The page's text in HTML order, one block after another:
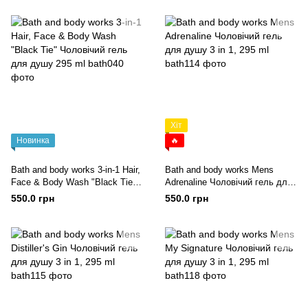
Новинка
Bath and body works 3-in-1 Hair,
Face & Body Wash "Black Tie"
Чоловічий гель для душу 295
550.0 грн
Хіт
🔥
Bath and body works Mens
Adrenaline Чоловічий гель для
душу 3 in 1, 295 ml
550.0 грн